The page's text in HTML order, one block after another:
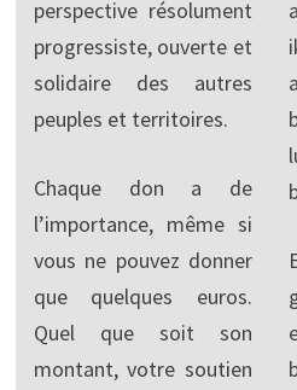
perspective résolument
progressiste, ouverte et
solidaire des autres
peuples et territoires.
Chaque don a de
l’importance, même si
vous ne pouvez donner
que quelques euros.
Quel que soit son
montant, votre soutien